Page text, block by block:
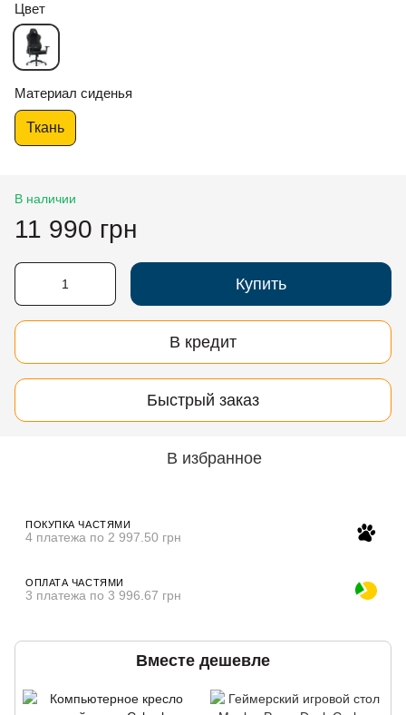
Цвет
Материал сиденья
Ткань
В наличии
11 990 грн
Купить
В кредит
Быстрый заказ
В избранное
ПОКУПКА ЧАСТЯМИ
4 платежа по 2 997.50 грн
ОПЛАТА ЧАСТЯМИ
3 платежа по 3 996.67 грн
Вместе дешевле